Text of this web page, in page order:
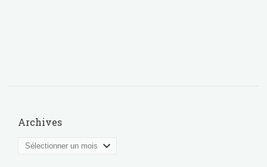
Archives
Archives